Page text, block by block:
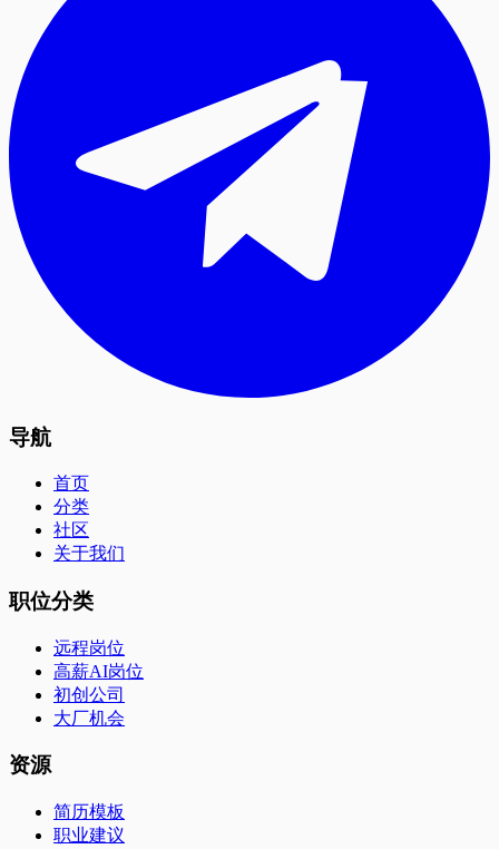
导航
首页
分类
社区
关于我们
职位分类
远程岗位
高薪AI岗位
初创公司
大厂机会
资源
简历模板
职业建议